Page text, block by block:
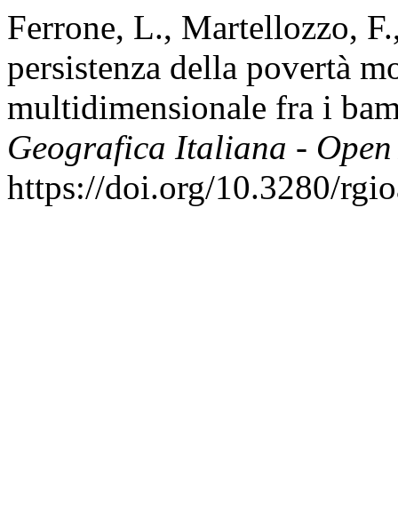
Ferrone, L., Martellozzo,
persistenza della povertà
multidimensionale fra i
Geografica Italiana - Open
https://doi.org/10.3280/